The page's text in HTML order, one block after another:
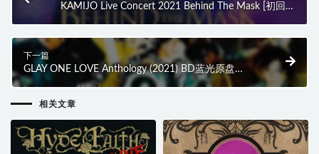
KAMIJO Live Concert 2021 Behind The Mask [初回限
定盤] (2021) BD蓝光原盘 23.2G
下一篇
GLAY ONE LOVE Anthology (2021) BD蓝光原盘
41.1G
相关文章